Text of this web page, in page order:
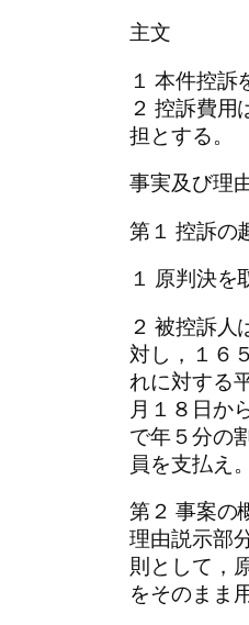
主文
１ 本件控訴
２ 控訴費用
担とする。
事実及び理
第１ 控訴の
１ 原判決を
２ 被控訴人
対し，１６
れに対する
月１８日か
で年５分の
員を支払え。
第２ 事案の
理由説示部
則として，
をそのまま